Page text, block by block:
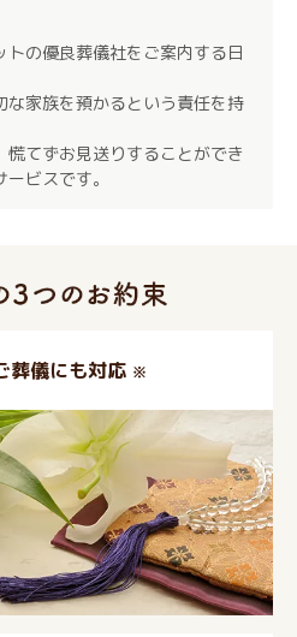
の優良葬儀社をご案内する日
な家族を預かるという責任を持
てずお見送りすることができ
ビスです。
葬儀にも対応 ※